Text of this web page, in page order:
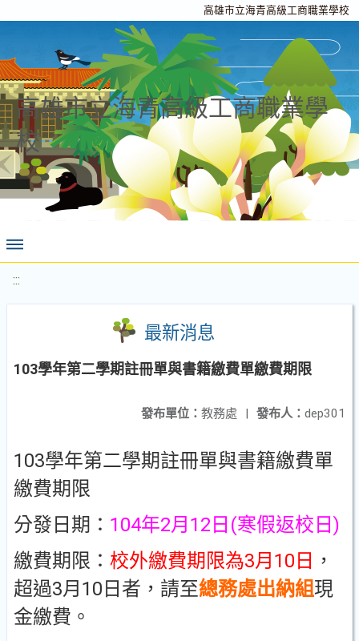
高雄市立海青高級工商職業學校
高雄市立海青高級工商職業學
校
:::
最新消息
103學年第二學期註冊單與書籍繳費單繳費期限
發布人： dep301
發布單位： 教務處 |
103學年第二學期註冊單與書籍繳費單
繳費期限
分發日期： 104年2月12日(寒假返校日)
繳費期限： 校外繳費期限為3月10日 ，
超過3月10日者，請至總務處出納組現
金繳費。